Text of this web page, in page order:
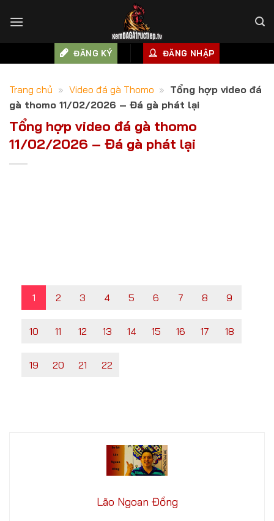
ĐĂNG KÝ ĐĂNG NHẬP
Trang chủ » Video đá gà Thomo » Tổng hợp video đá
gà thomo 11/02/2026 – Đá gà phát lại
Tổng hợp video đá gà thomo
11/02/2026 – Đá gà phát lại
1 2 3 4 5 6 7 8 9
10 11 12 13 14 15 16 17 18
19 20 21 22
Lão Ngoan Đồng